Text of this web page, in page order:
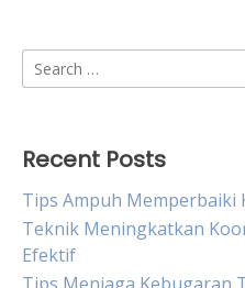
Search
for:
Recent Posts
Tips Ampuh Memperbaiki
Teknik Meningkatkan
Efektif